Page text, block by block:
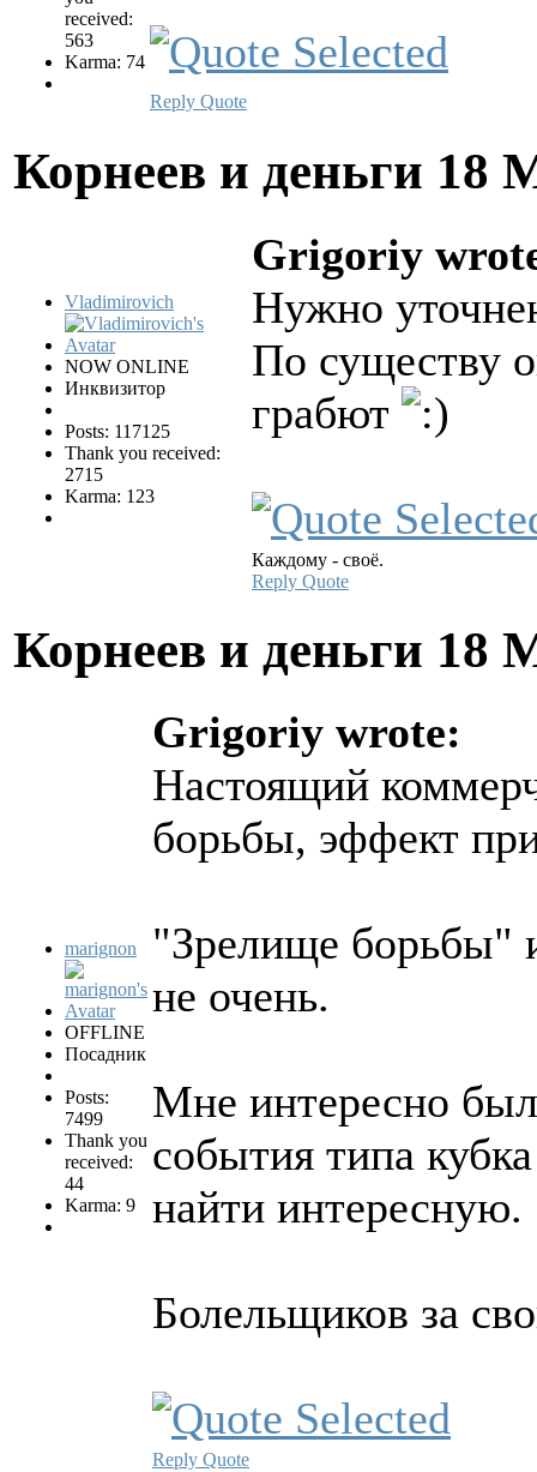
received:
563
Karma: 74
Reply Quote
Корнеев и деньги 18
Vladimirovich
NOW ONLINE
Инквизитор
Posts: 117125
Thank you received:
2715
Karma: 123
Grigoriy
Нужно
По существу
грабют
Каждому - своё.
Reply Quote
Корнеев и деньги 18
marignon
OFFLINE
Посадник
Posts:
7499
Thank you
received:
44
Karma: 9
Grigoriy wrote:
Настоящий
борьбы, эффект
"Зрелище борьбы"
не очень.
Мне интересно
события типа
найти интересную.
Болельщиков за
Reply Quote